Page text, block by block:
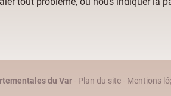
du Var- Plan du site- Mentions